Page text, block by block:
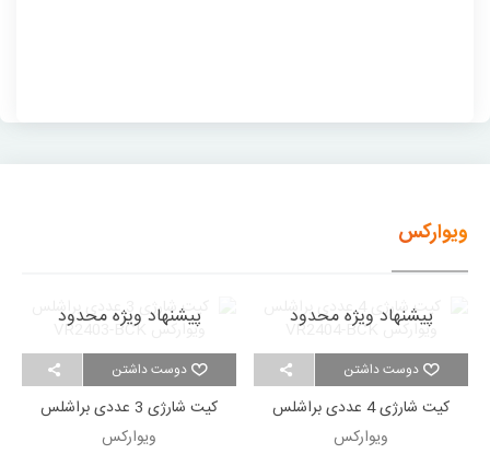
ویوارکس
دوست داشتن
پیشنهاد ویژه محدود
کیت شارژی 4 عددی براشلس
ویوارکس VR2404-BCKویوارکس
دوست داشتن
پیشنهاد ویژه محدود
کیت شارژی 3 عددی براشلس
ویوارکس VR2403-BCKویوارکس